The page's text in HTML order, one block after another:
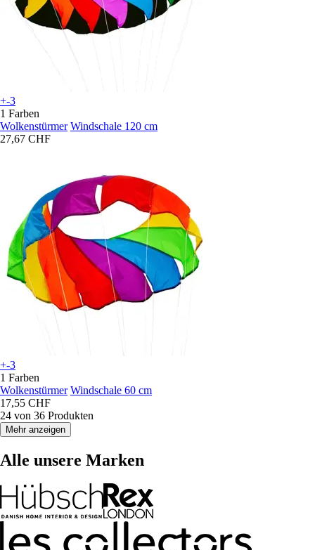
+-3
1 Farben
Wolkenstürmer Windschale 120 cm
27,67 CHF
+-3
1 Farben
Wolkenstürmer Windschale 60 cm
17,55 CHF
24 von 36 Produkten
Mehr anzeigen
Alle unsere Marken